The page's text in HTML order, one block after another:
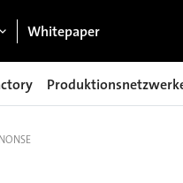
Whitepaper